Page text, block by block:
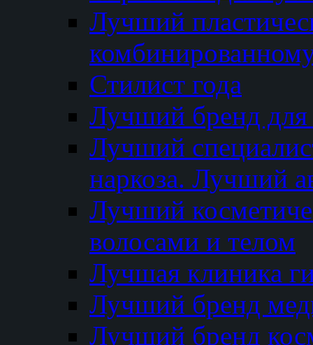
Лучший
Стилист года
Лучший бренд
Лучший
наркоза. Лучший
Лучший
волосами и телом
Лучшая клиника
Лучший бренд
Лучший бренд